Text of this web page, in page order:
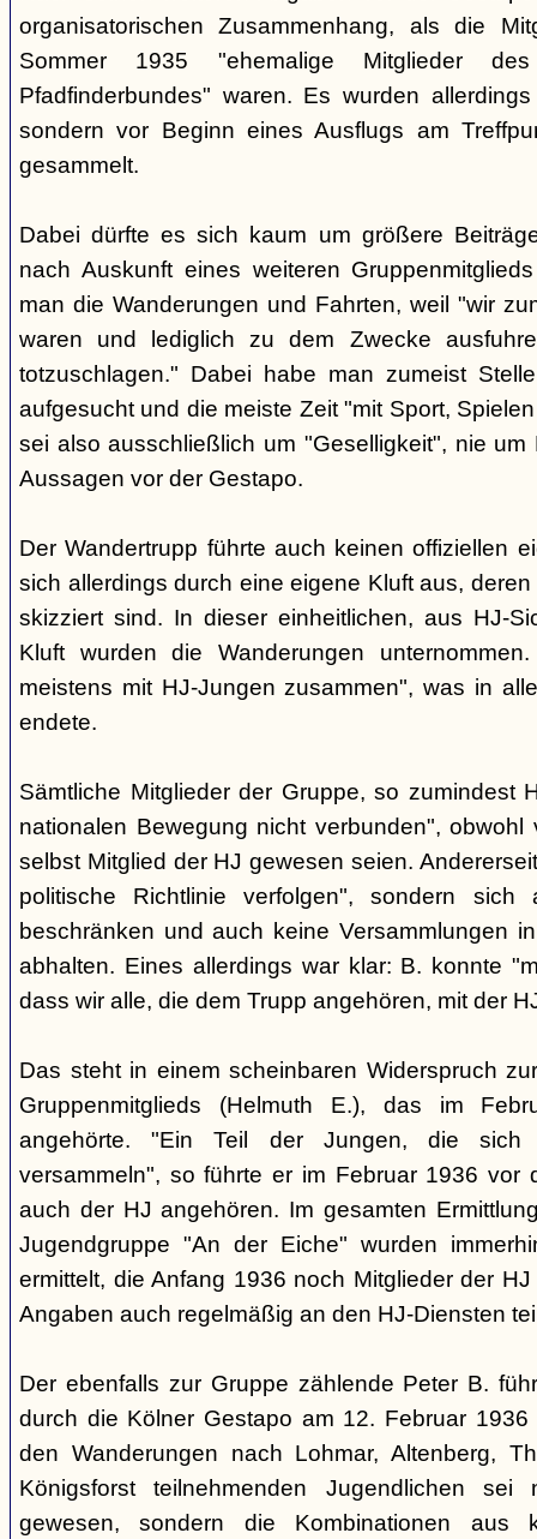
organisatorischen Zusammenhang, als die
Sommer 1935 "ehemalige Mitglieder
Pfadfinderbundes" waren. Es wurden
sondern vor Beginn eines Ausflugs am
gesammelt.
Dabei dürfte es sich kaum um größere
nach Auskunft eines weiteren
man die Wanderungen und Fahrten, weil "wir
waren und lediglich zu dem Zwecke
totzuschlagen." Dabei habe man zumeist
aufgesucht und die meiste Zeit "mit Sport,
sei also ausschließlich um "Geselligkeit", nie um
Aussagen vor der Gestapo.
Der Wandertrupp führte auch keinen offiziellen
sich allerdings durch eine eigene Kluft aus,
skizziert sind. In dieser einheitlichen, aus HJ-
Kluft wurden die Wanderungen
meistens mit HJ-Jungen zusammen", was in
endete.
Sämtliche Mitglieder der Gruppe, so zumindest
nationalen Bewegung nicht verbunden", obwohl
selbst Mitglied der HJ gewesen seien.
politische Richtlinie verfolgen", sondern
beschränken und auch keine Versammlungen
abhalten. Eines allerdings war klar: B. konnte
dass wir alle, die dem Trupp angehören, mit der
Das steht in einem scheinbaren Widerspruch
Gruppenmitglieds (Helmuth E.), das im
angehörte. "Ein Teil der Jungen, die
versammeln", so führte er im Februar 1936 vor
auch der HJ angehören. Im gesamten
Jugendgruppe "An der Eiche" wurden
ermittelt, die Anfang 1936 noch Mitglieder der
Angaben auch regelmäßig an den HJ-Diensten
Der ebenfalls zur Gruppe zählende Peter B.
durch die Kölner Gestapo am 12. Februar
den Wanderungen nach Lohmar, Altenberg,
Königsforst teilnehmenden Jugendlichen sei
gewesen, sondern die Kombinationen aus